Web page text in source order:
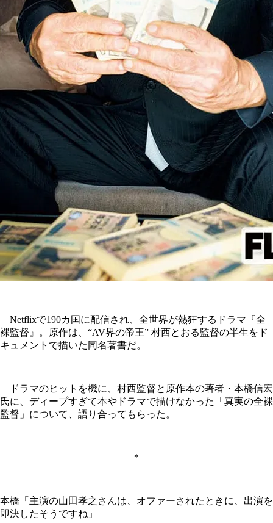
Netflixで190カ国に配信され、全世界が熱狂するドラマ『全
裸監督』。原作は、“AV界の帝王” 村西とおる監督の半生をド
キュメントで描いた同名著書だ。
ドラマのヒットを機に、村西監督と原作本の著者・本橋信宏
氏に、ディープすぎて本やドラマで描けなかった「真実の全裸
監督」について、語り合ってもらった。
＊
本橋「主演の山田孝之さんは、オファーされたときに、出演を
即決したそうですね」